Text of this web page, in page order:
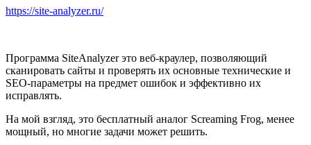
https://site-analyzer.ru/
Программа SiteAnalyzer это веб-краулер, позволяющий
сканировать сайты и проверять их основные технические и
SEO-параметры на предмет ошибок и эффективно их
исправлять.
На мой взгляд, это бесплатный аналог Screaming Frog, менее
мощный, но многие задачи может решить.